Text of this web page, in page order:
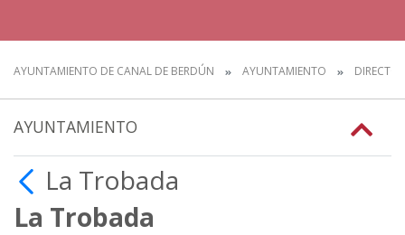
AYUNTAMIENTO DE CANAL DE BERDÚN AYUNTAMIENTO
AYUNTAMIENTO
La Trobada
La Trobada